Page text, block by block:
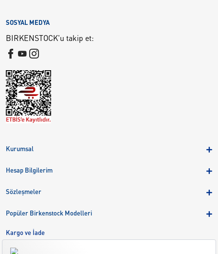
Kurumsal
Birkenstock Group
Kariyer
Hesap Bilgilerim
Sipariş Takibi
Sözleşmeler
Kargo ve İade
Çerez Tercihlerini Yönetin
Popüler Birkenstock Modelleri
Kargo ve İade
Bize Ulaşın
SOSYAL MEDYA
BIRKENSTOCK'u takip et: